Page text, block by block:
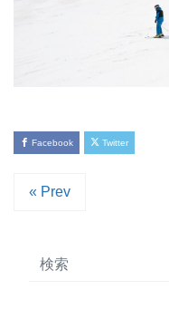
Facebook Twitter
« Prev